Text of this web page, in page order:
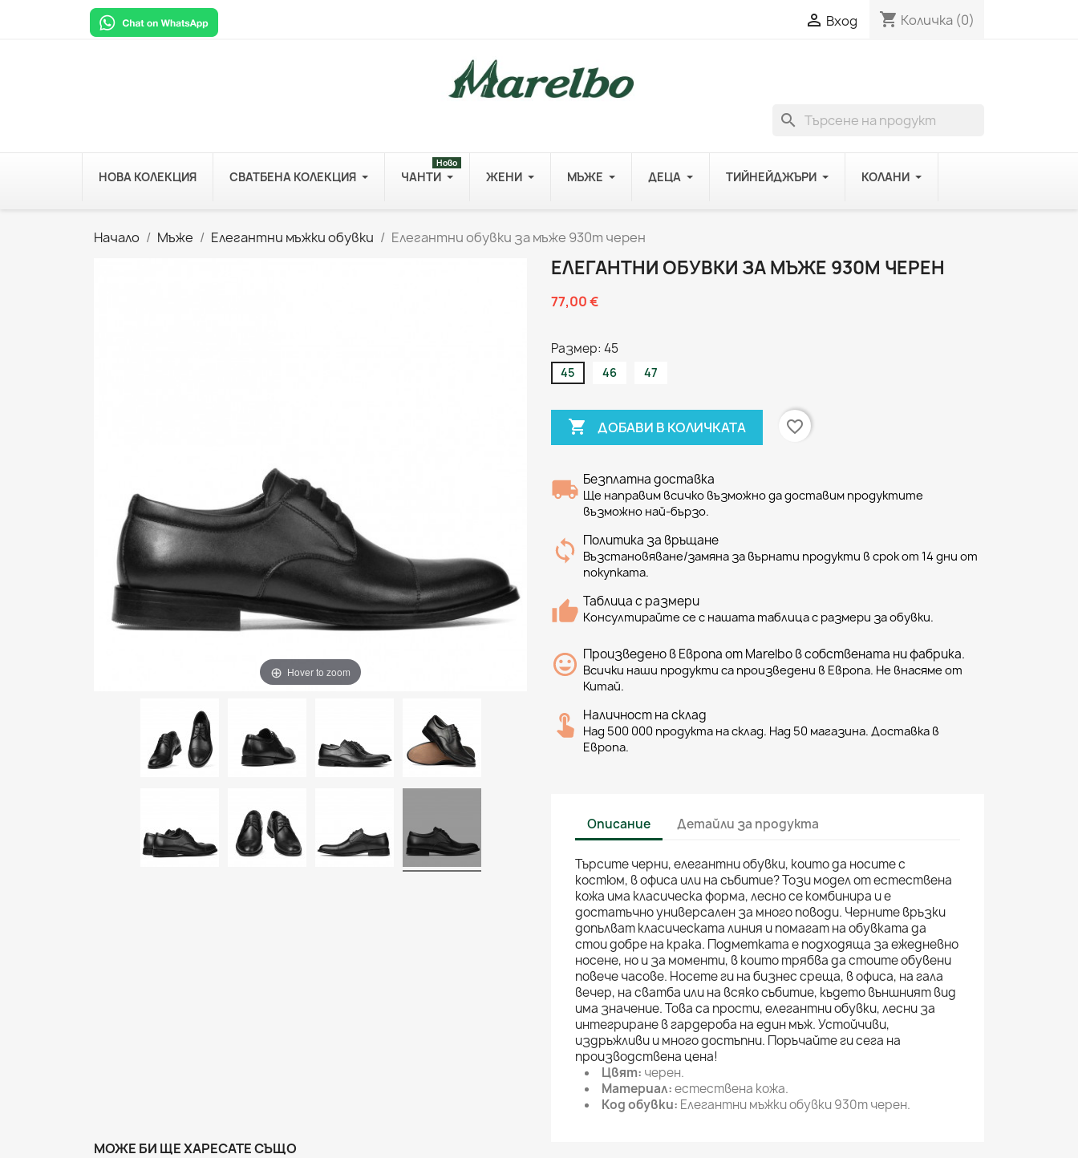
 Вход shopping_cart Количка (0)
search
НОВА КОЛЕКЦИЯ СВАТБЕНА КОЛЕКЦИЯ ЧАНТИ
Ново
ЖЕНИ МЪЖЕ ДЕЦА ТИЙНЕЙДЖЪРИ КОЛАНИ
Начало Мъже Елегантни мъжки обувки Елегантни обувки за мъже 930m черен
Hover to zoom
ЕЛЕГАНТНИ ОБУВКИ ЗА МЪЖЕ 930M ЧЕРЕН
77,00 €
Размер: 45
45 46 47
 ДОБАВИ В КОЛИЧКАТА favorite_border
Безплатна доставка
Ще направим всичко възможно да доставим продуктите
възможно най-бързо.
Политика за връщане
Възстановяване/замяна за върнати продукти в срок от 14 дни от
покупката.
Таблица с размери
Консултирайте се с нашата таблица с размери за обувки.
Произведено в Европа от Marelbo в собствената ни фабрика.
Всички наши продукти са произведени в Европа. Не внасяме от
Китай.
Наличност на склад
Над 500 000 продукта на склад. Над 50 магазина. Доставка в
Европа.
Описание Детайли за продукта
Търсите черни, елегантни обувки, които да носите с
костюм, в офиса или на събитие? Този модел от естествена
кожа има класическа форма, лесно се комбинира и е
достатъчно универсален за много поводи. Черните връзки
допълват класическата линия и помагат на обувката да
стои добре на крака. Подметката е подходяща за ежедневно
носене, но и за моменти, в които трябва да стоите обувени
повече часове. Носете ги на бизнес среща, в офиса, на гала
вечер, на сватба или на всяко събитие, където външният вид
има значение. Това са прости, елегантни обувки, лесни за
интегриране в гардероба на един мъж. Устойчиви,
издръжливи и много достъпни. Поръчайте ги сега на
производствена цена!
Цвят: черен.
Материал:естествена кожа.
Код обувки: Елегантни мъжки обувки 930m черен.
МОЖЕ БИ ЩЕ ХАРЕСАТЕ СЪЩО